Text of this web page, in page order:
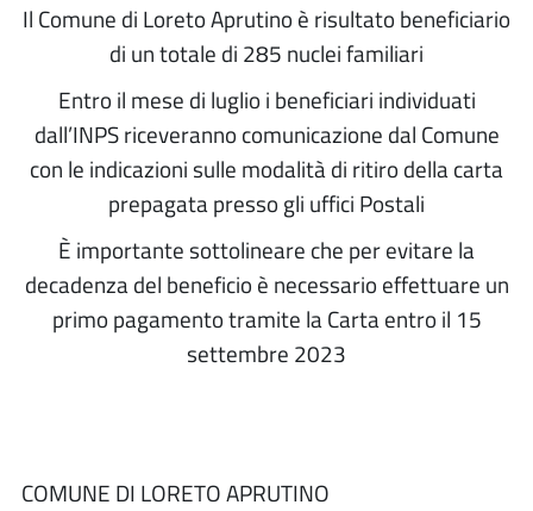
Il Comune di Loreto Aprutino è risultato beneficiario
di un totale di 285 nuclei familiari
Entro il mese di luglio i beneficiari individuati
dall’INPS riceveranno comunicazione dal Comune
con le indicazioni sulle modalità di ritiro della carta
prepagata presso gli uffici Postali
È importante sottolineare che per evitare la
decadenza del beneficio è necessario effettuare un
primo pagamento tramite la Carta entro il 15
settembre 2023
COMUNE DI LORETO APRUTINO